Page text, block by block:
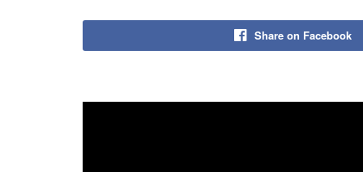
Share on Facebook